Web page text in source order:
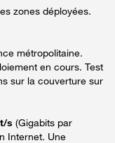
zones déployées.
métropolitaine.
en cours. Test
sur la couverture sur
s (Gigabits par
Internet. Une